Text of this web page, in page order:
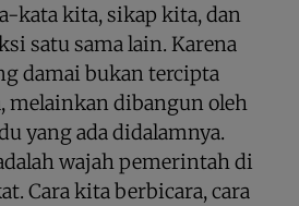
kata kita, sikap kita, dan
satu sama lain. Karena
damai bukan tercipta
melainkan dibangun oleh
yang ada didalamnya.
wajah pemerintah di
Cara kita berbicara, cara